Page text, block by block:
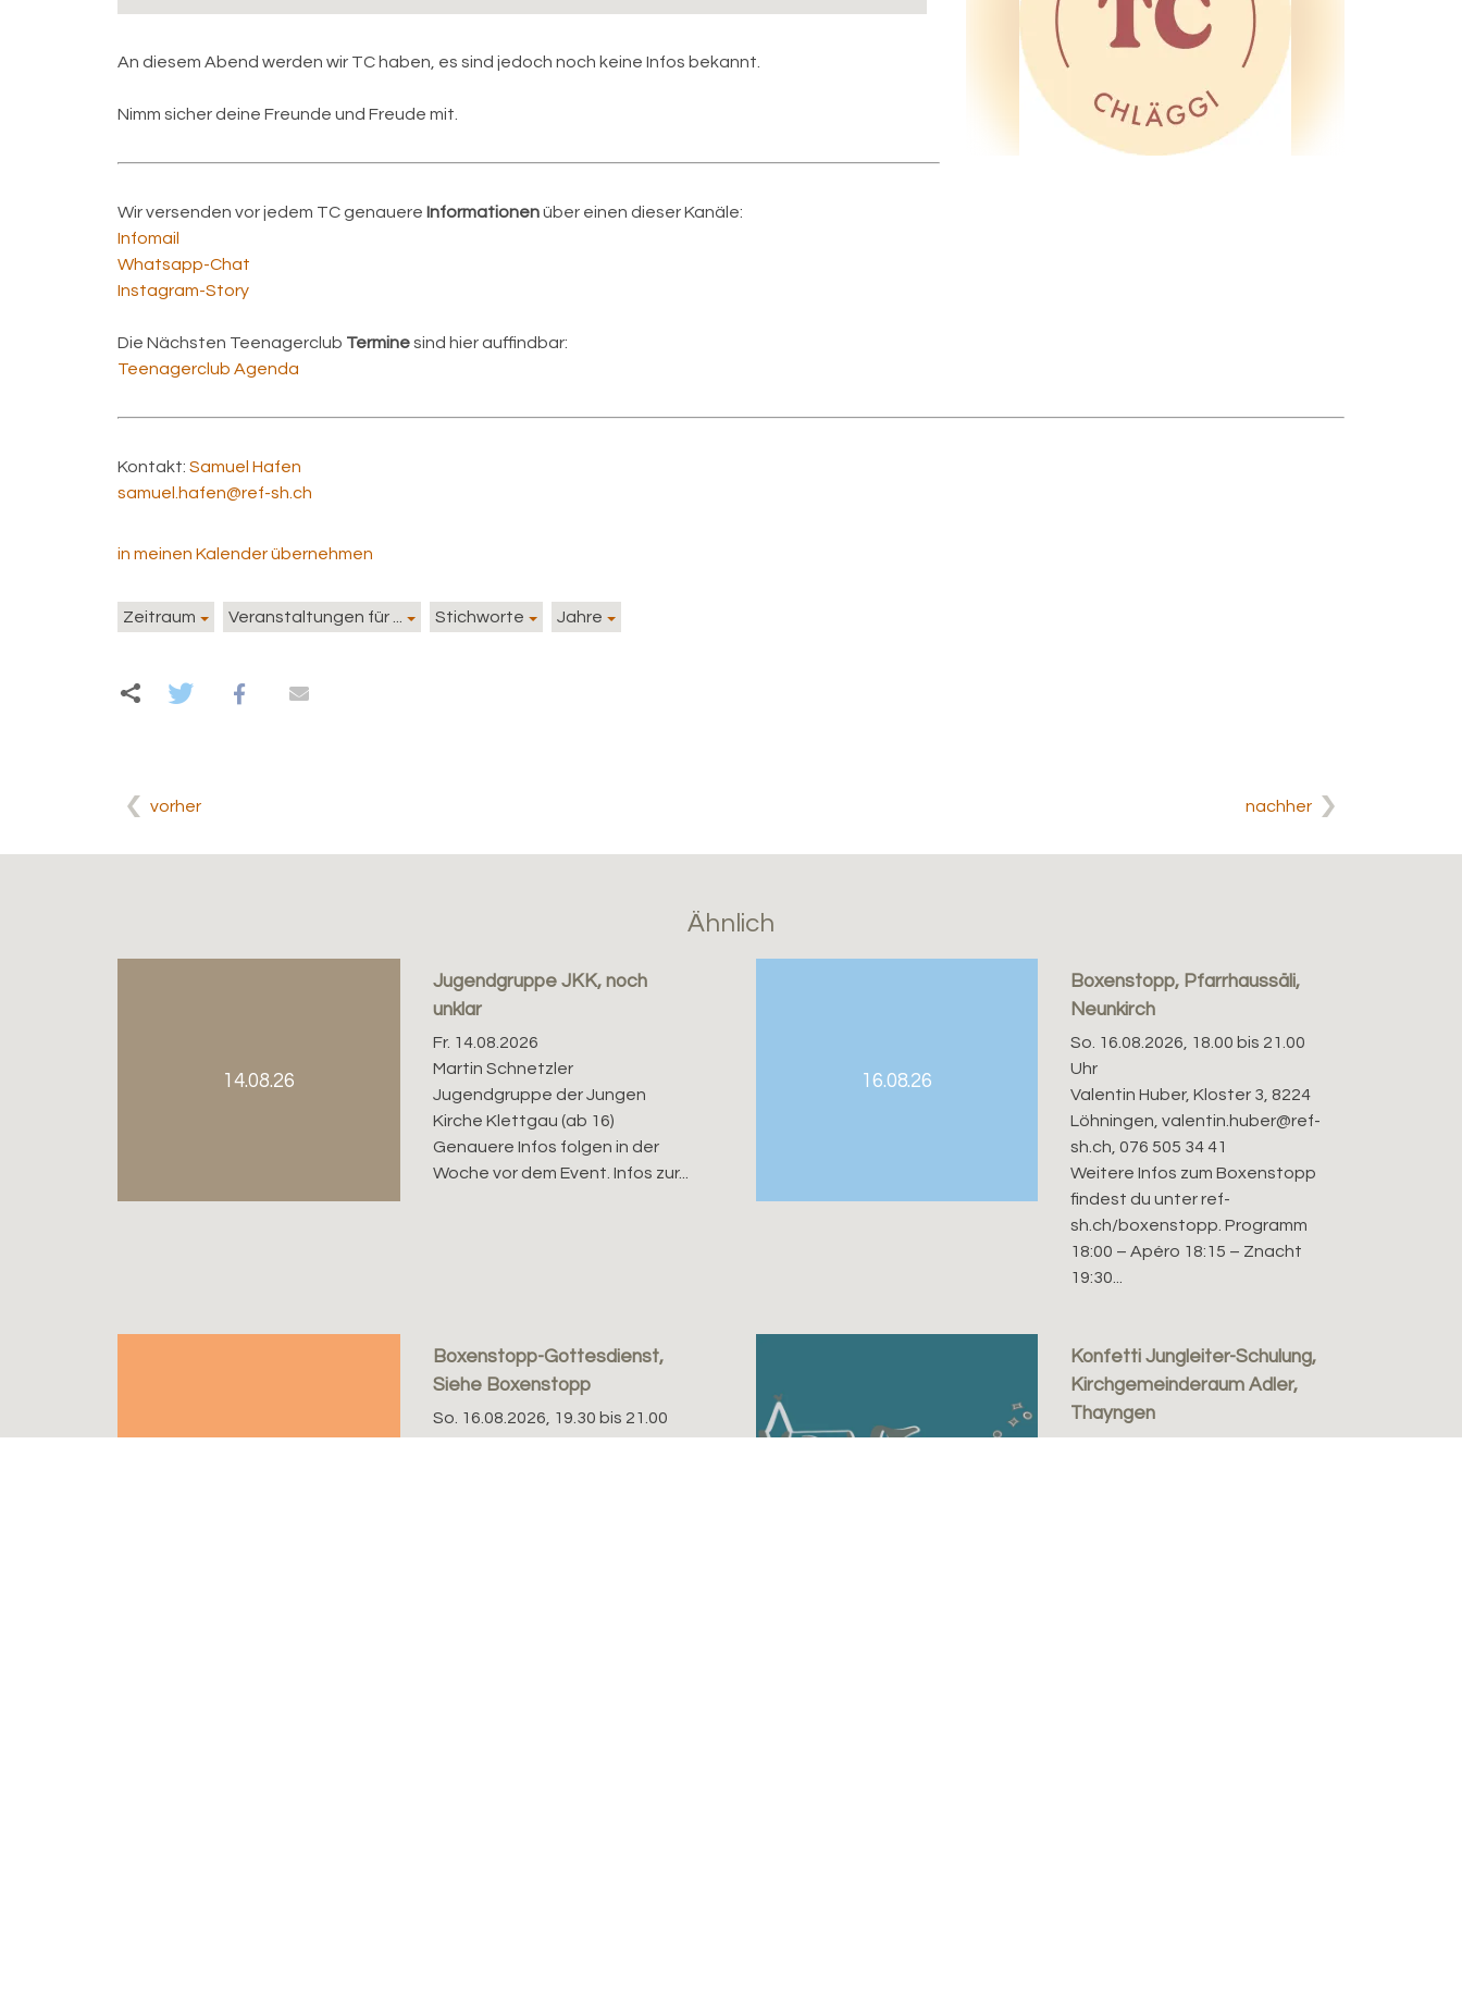
An diesem Abend werden wir TC haben, es sind jedoch noch keine Infos bekannt.
Nimm sicher deine Freunde und Freude mit.
Wir versenden vor jedem TC genauere Informationenüber einen dieser Kanäle:
Infomail
Whatsapp-Chat
Instagram-Story
Die Nächsten Teenagerclub Terminesind hier auffindbar:
Teenagerclub Agenda
Kontakt: Samuel Hafen
samuel.hafen@ref-sh.ch
in meinen Kalender übernehmen
Zeitraum Veranstaltungen für ... Stichworte Jahre
vorher nachher
Ähnlich
14.08.26
Jugendgruppe JKK, noch
unklar
Fr. 14.08.2026
Martin Schnetzler
Jugendgruppe der Jungen
Kirche Klettgau (ab 16)
Genauere Infos folgen in der
Woche vor dem Event. Infos zur...
16.08.26
Boxenstopp, Pfarrhaussäli,
Neunkirch
So. 16.08.2026, 18.00 bis 21.00
Uhr
Valentin Huber, Kloster 3, 8224
Löhningen, valentin.huber@ref-
sh.ch, 076 505 34 41
Weitere Infos zum Boxenstopp
findest du unter ref-
sh.ch/boxenstopp. Programm
18:00 – Apéro 18:15 – Znacht
19:30...
Boxenstopp-Gottesdienst,
Siehe Boxenstopp
So. 16.08.2026, 19.30 bis 21.00
Konfetti Jungleiter-Schulung,
Kirchgemeinderaum Adler,
Thayngen